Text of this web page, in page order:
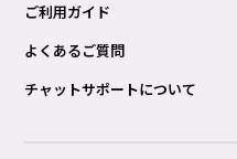
ご利用ガイド
よくあるご質問
チャットサポートについて